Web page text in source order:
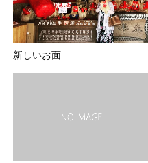
新しいお面